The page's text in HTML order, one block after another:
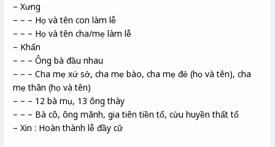
– Xưng
– – – Họ và tên con làm lễ
– – – Họ và tên cha/mẹ làm lễ
– Khấn
– – – Ông bà đầu nhau
– – – Cha mẹ xứ sở, cha mẹ bào, cha mẹ đẻ (họ và tên), cha
mẹ thân (họ và tên)
– – – 12 bà mụ, 13 ông thày
– – – Bà cô, ông mãnh, gia tiên tiền tổ, cửu huyền thất tổ
– Xin : Hoàn thành lễ đầy cữ